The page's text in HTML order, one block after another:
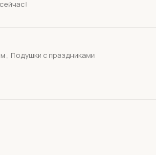
, Подушки с праздниками